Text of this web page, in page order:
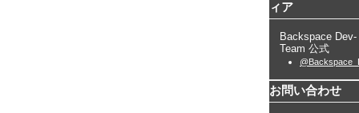
ィア
Backspace Dev-
Team 公式
お問い合わせ